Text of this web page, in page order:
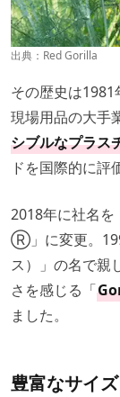
出典： Red Gorilla
その歴史は
現場用品の大手
シブルなプラス
ドを国際的に評
2018年に社名
Ⓡ」に変更。
ス）」の名で親
さを感じる「
ました。
豊富なサイ